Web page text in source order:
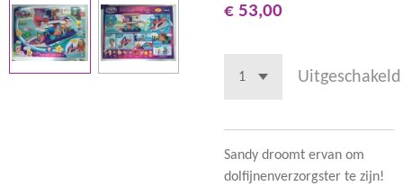
€ 53,00
Uitgeschakeld
Sandy droomt ervan om
dolfijnenverzorgster te zijn!